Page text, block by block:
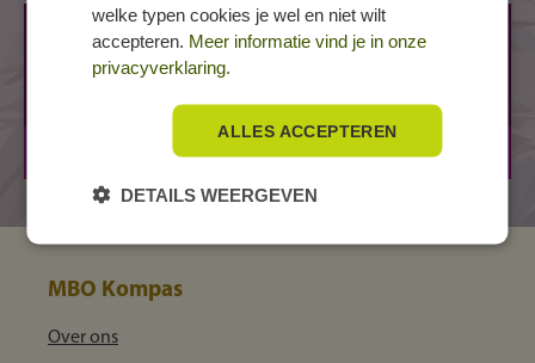
HILVERSUM, Arena
Arena 301
1 jaar
MBO Kompas
Over ons
welke typen cookies je wel en niet wilt
accepteren. Meer informatie vind je in onze
privacyverklaring.
ALLES ACCEPTEREN
DETAILS WEERGEVEN